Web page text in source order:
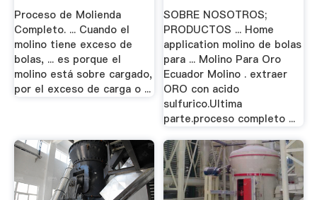
Proceso de Molienda
Completo. ... Cuando el
molino tiene exceso de
bolas, ... es porque el
molino está sobre cargado,
por el exceso de carga o ...
SOBRE NOSOTROS;
PRODUCTOS ... Home
application molino de bolas
para ... Molino Para Oro
Ecuador Molino . extraer
ORO con acido
sulfurico.Ultima
parte.proceso completo ...